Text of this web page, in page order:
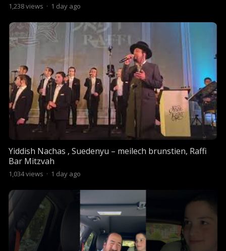
1,238views · 1 day ago
Yiddish Nachas , Suedenyu – meilech brunstien, Raffi
Bar Mitzvah
1,034views · 1 day ago